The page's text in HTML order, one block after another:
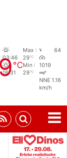
°C
03:46
18:31
Max :
29°C
Min :
29°C
64
1019
NNE 1.16
km/h